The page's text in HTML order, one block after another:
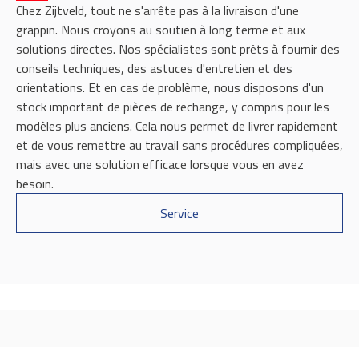
Chez Zijtveld, tout ne s'arrête pas à la livraison d'une
grappin. Nous croyons au soutien à long terme et aux
solutions directes. Nos spécialistes sont prêts à fournir des
conseils techniques, des astuces d'entretien et des
orientations. Et en cas de problème, nous disposons d'un
stock important de pièces de rechange, y compris pour les
modèles plus anciens. Cela nous permet de livrer rapidement
et de vous remettre au travail sans procédures compliquées,
mais avec une solution efficace lorsque vous en avez
besoin.
Service